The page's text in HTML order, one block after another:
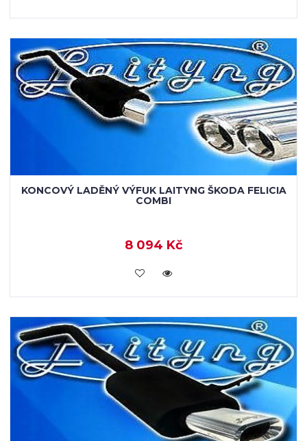
KONCOVÝ LADĚNÝ VÝFUK LAITYNG ŠKODA FELICIA
COMBI
8 094 Kč
VLOŽIT DO KOŠÍKU